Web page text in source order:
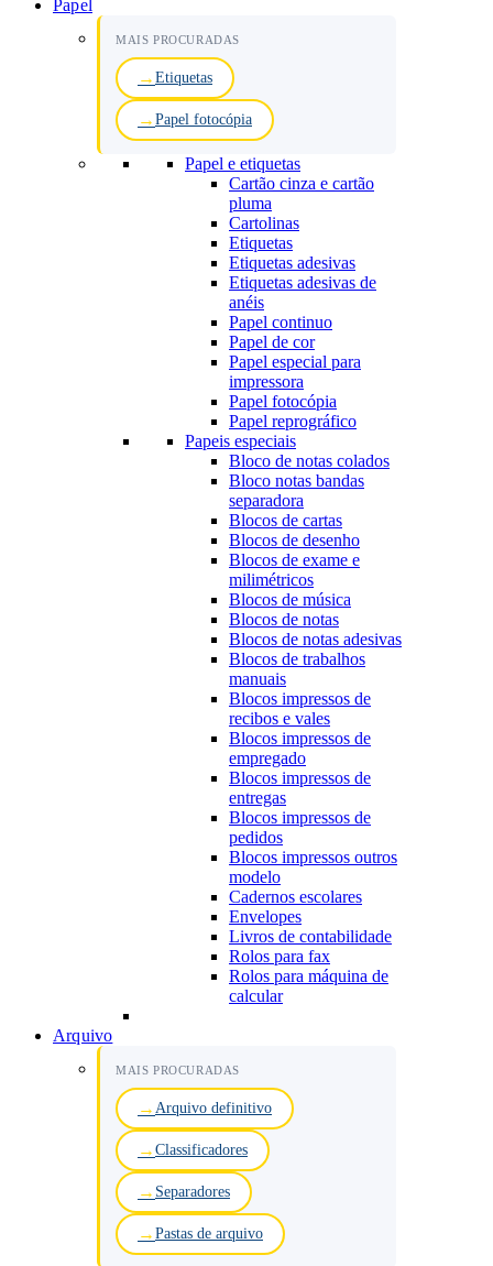
Papel
MAIS PROCURADAS
Etiquetas
Papel fotocópia
Papel e etiquetas
Cartão cinza e cartão
pluma
Cartolinas
Etiquetas
Etiquetas adesivas
Etiquetas adesivas de
anéis
Papel continuo
Papel de cor
Papel especial para
impressora
Papel fotocópia
Papel reprográfico
Papeis especiais
Bloco de notas colados
Bloco notas bandas
separadora
Blocos de cartas
Blocos de desenho
Blocos de exame e
milimétricos
Blocos de música
Blocos de notas
Blocos de notas adesivas
Blocos de trabalhos
manuais
Blocos impressos de
recibos e vales
Blocos impressos de
empregado
Blocos impressos de
entregas
Blocos impressos de
pedidos
Blocos impressos outros
modelo
Cadernos escolares
Envelopes
Livros de contabilidade
Rolos para fax
Rolos para máquina de
calcular
Arquivo
MAIS PROCURADAS
Arquivo definitivo
Classificadores
Separadores
Pastas de arquivo